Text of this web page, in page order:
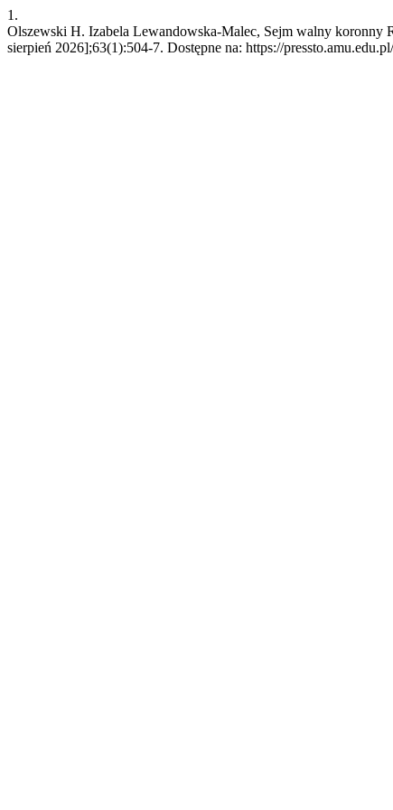
1.
Olszewski H. Izabela Lewandowska-Malec, Sejm walny koronny
sierpień 2026];63(1):504-7. Dostępne na: https://